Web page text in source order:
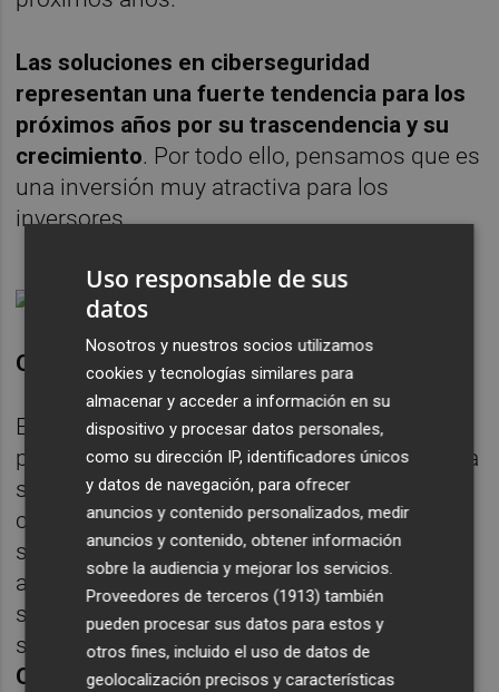
Las soluciones en ciberseguridad
representan una fuerte tendencia para los
próximos años por su trascendencia y su
crecimiento. Por todo ello, pensamos que es
una inversión muy atractiva para los
inversores.
OKTA INC
Es una plataforma ubicada en la nube, que
permite establecer la autenticación de forma
segura. La gestión de acceso e identidad
contribuye a que se construyan conexiones
seguras entre las personas y la tecnología,
aprovechando el poder de la nube y
simplificando la administración de los
sistemas de identidad y manejo de claves.
Okta es número uno en el mundo como
Uso responsable de sus
datos
Nosotros y nuestros socios utilizamos
cookies y tecnologías similares para
almacenar y acceder a información en su
dispositivo y procesar datos personales,
como su dirección IP, identificadores únicos
y datos de navegación, para ofrecer
anuncios y contenido personalizados, medir
anuncios y contenido, obtener información
sobre la audiencia y mejorar los servicios.
Proveedores de terceros (1913) también
pueden procesar sus datos para estos y
otros fines, incluido el uso de datos de
geolocalización precisos y características